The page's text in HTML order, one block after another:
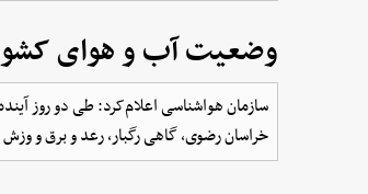
وضعیت آب و هوای کشور امروز
سازمان هواشناسی اعلام‌کرد: طی دو روز
خراسان رضوی، گاهی رگبار، رعد و برق و